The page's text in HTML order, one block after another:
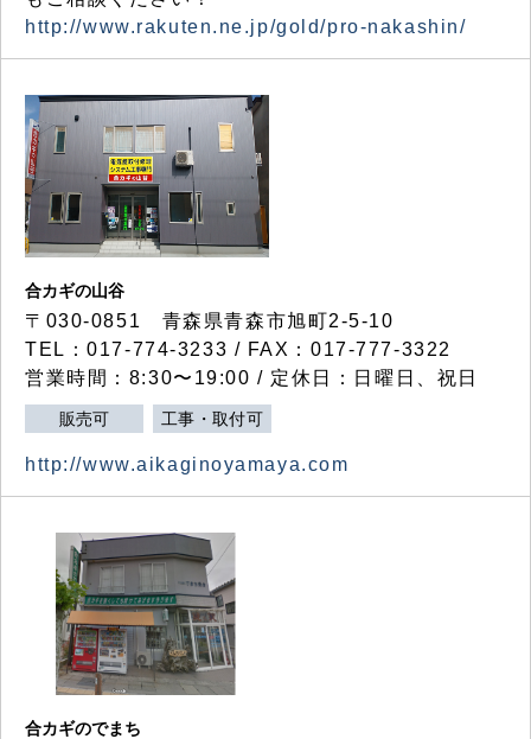
http://www.rakuten.ne.jp/gold/pro-nakashin/
合カギの山谷
〒030-0851 青森県青森市旭町2-5-10
TEL：017-774-3233 / FAX：017-777-3322
営業時間：8:30〜19:00 / 定休日：日曜日、祝日
販売可 工事・取付可
http://www.aikaginoyamaya.com
合カギのでまち